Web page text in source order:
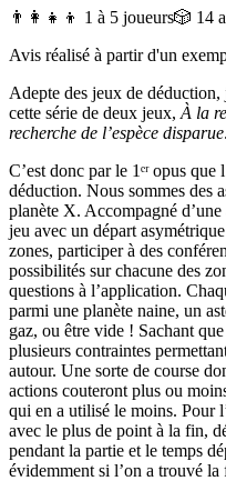
👨‍👩‍👧‍👦 1 à 5 joueurs🎲 14
Avis réalisé à partir d'un
Adepte des jeux de déduction,
cette série de deux jeux, À la
recherche de l’espèce disparue.
C’est donc par le 1ᵉʳ opus
déduction. Nous sommes des
planète X. Accompagné
jeu avec un départ
zones, participer à des
possibilités sur chacune des
questions à l’application.
parmi une planète naine, un
gaz, ou être vide ! Sachant
plusieurs contraintes
autour. Une sorte de course
actions couteront plus ou
qui en a utilisé le moins. Pour
avec le plus de point à la fin,
pendant la partie et le temps
évidemment si l’on a trouvé la